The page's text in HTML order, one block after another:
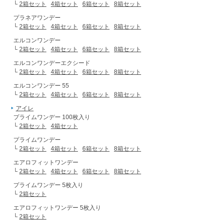
└ 2箱セット 4箱セット 6箱セット
8箱セット
プラネアワンデー
└ 2箱セット 4箱セット 6箱セット
8箱セット
エルコンワンデー
└ 2箱セット 4箱セット 6箱セット
8箱セット
エルコンワンデーエクシード
└ 2箱セット 4箱セット 6箱セット
8箱セット
エルコンワンデー 55
└ 2箱セット 4箱セット 6箱セット
8箱セット
アイレ
プライムワンデー 100枚入り
└ 2箱セット
4箱セット
プライムワンデー
└ 2箱セット 4箱セット 6箱セット
8箱セット
エアロフィットワンデー
└ 2箱セット 4箱セット 6箱セット
8箱セット
プライムワンデー 5枚入り
└ 2箱セット
エアロフィットワンデー 5枚入り
└ 2箱セット